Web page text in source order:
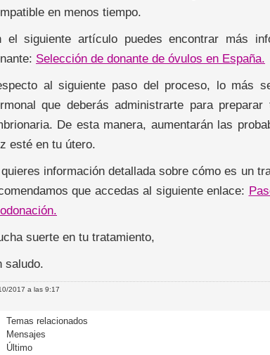
en menos tiempo.
el siguiente artículo puedes encontrar más
Selección de donante de óvulos en España.
al siguiente paso del proceso, lo más
que deberás administrarte para
De esta manera, aumentarán las
esté en tu útero.
información detallada sobre cómo es un
que accedas al siguiente enlace:
suerte en tu tratamiento,
saludo.
2017 a las 9:17
Temas relacionados
Mensajes
Último